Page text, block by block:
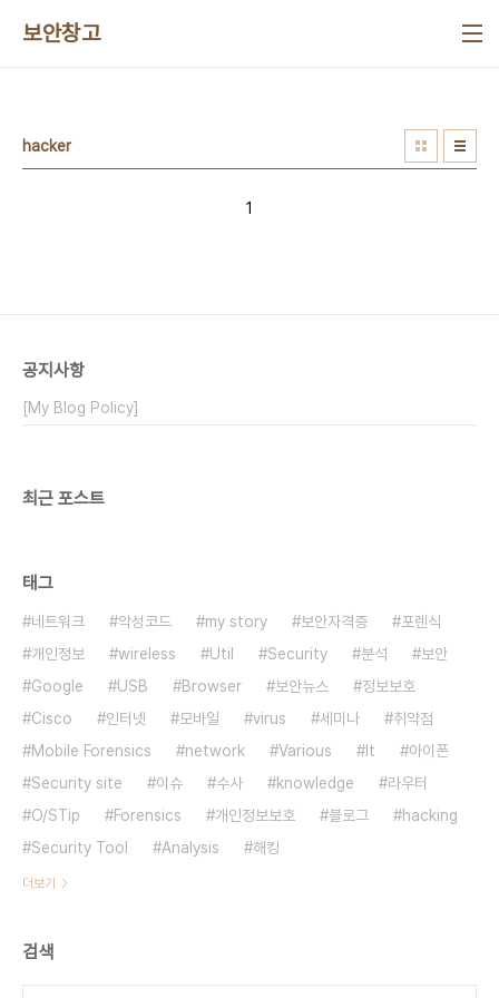
보안창고
hacker
1
공지사항
[My Blog Policy]
최근 포스트
태그
네트워크 악성코드 my story 보안자격증
포렌식
개인정보
wireless Util Security 분석
보안
Google
USB Browser 보안뉴스
정보보호
Cisco
인터넷 모바일 virus 세미나
취약점
Mobile Forensics
network Various It
아이폰
Security site
이슈 수사 knowledge
라우터
O/STip
Forensics 개인정보보호 블로그
hacking
Security Tool
Analysis 해킹
더보기
검색